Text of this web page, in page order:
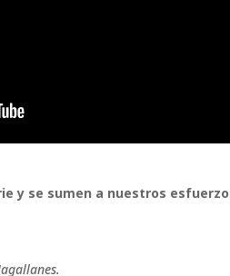
y se sumen a nuestros